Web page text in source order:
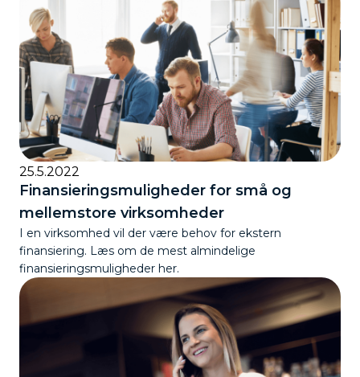
25.5.2022
Finansieringsmuligheder for små og
mellemstore virksomheder
I en virksomhed vil der være behov for ekstern
finansiering. Læs om de mest almindelige
finansieringsmuligheder her.